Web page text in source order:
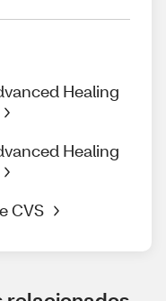
Healing
Healing
CVS